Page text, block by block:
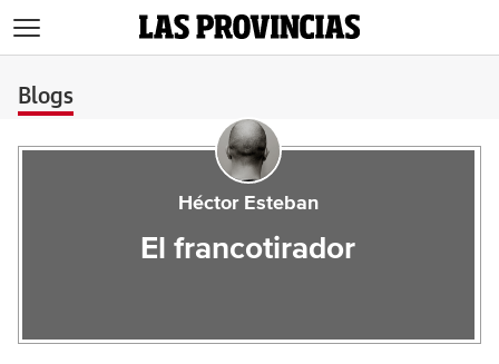
Blogs
Héctor Esteban
El francotirador